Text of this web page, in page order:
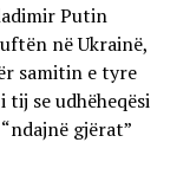
Putin
në Ukrainë,
samitin e tyre
se udhëheqësi
gjërat”